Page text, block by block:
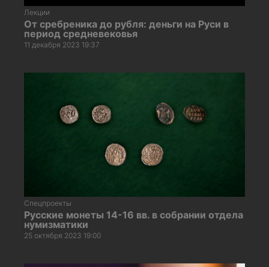
Лекции
От сребреника до рубля: деньги на Руси в
период средневековья
11 декабря 2023 19:37
Спецпроекты
Русские монеты 14-16 вв. в собрании отдела
нумизматики
25 октября 2023 19:00